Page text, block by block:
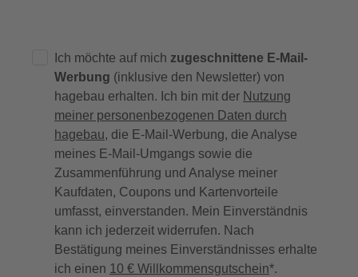
Ich möchte auf mich zugeschnittene E-Mail-
Werbung (inklusive den Newsletter) von
hagebau erhalten. Ich bin mit der Nutzung
meiner personenbezogenen Daten durch
hagebau, die E-Mail-Werbung, die Analyse
meines E-Mail-Umgangs sowie die
Zusammenführung und Analyse meiner
Kaufdaten, Coupons und Kartenvorteile
umfasst, einverstanden. Mein Einverständnis
kann ich jederzeit widerrufen. Nach
Bestätigung meines Einverständnisses erhalte
ich einen 10 € Willkommensgutschein*.